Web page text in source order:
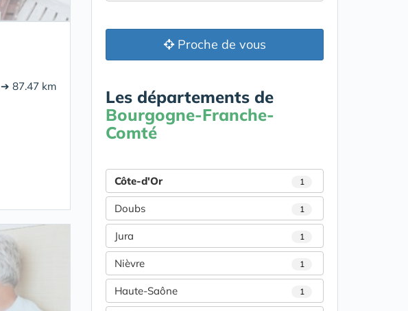
➔ 87.47 km
Proche de vous
Les départements de
Bourgogne-Franche-
Comté
Côte-d'Or 1
Doubs 1
Jura 1
Nièvre 1
Haute-Saône 1